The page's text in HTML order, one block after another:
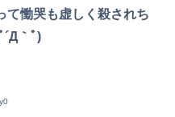
て慟哭も虚しく殺されち
´Д｀ﾟ)